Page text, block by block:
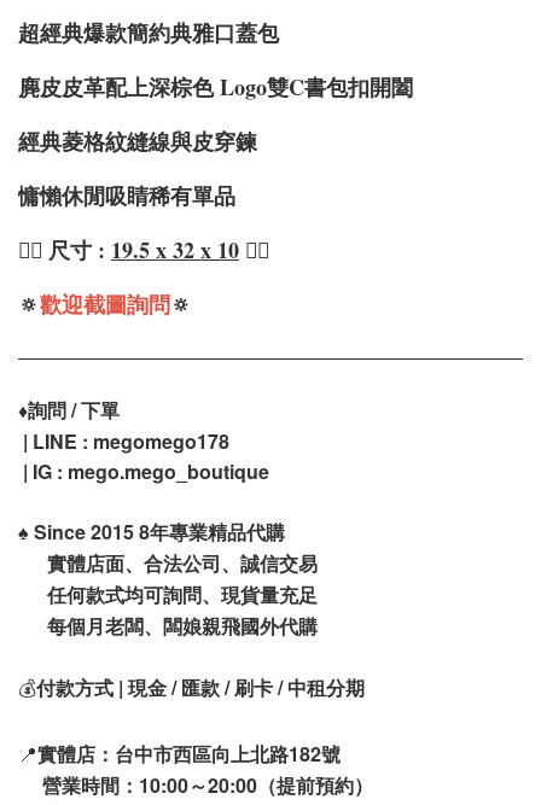
超經典爆款簡約典雅口蓋包
麂皮皮革配上深棕色 Logo雙C書包扣開闔
經典菱格紋縫線與皮穿鍊
慵懶休閒吸睛稀有單品
❤️‍🔥 尺寸 : 19.5 x 32 x 10 ❤️‍🔥
🔅歡迎截圖詢問🔅
♦️詢問 / 下單
| LINE : megomego178
| IG : mego.mego_boutique
♠️ Since 2015 8年專業精品代購
實體店面、合法公司、誠信交易
任何款式均可詢問、現貨量充足
每個月老闆、闆娘親飛國外代購
💰付款方式 | 現金 / 匯款 / 刷卡 / 中租分期
📍實體店：台中市西區向上北路182號
營業時間：10:00～20:00（提前預約）